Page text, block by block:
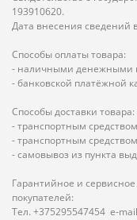
193910620.
Дата внесения сведений
Способы оплаты товара:
- наличными денежными
- банковской платёжной
Способы доставки товара:
- транспортным
- транспортным
- самовывоз из пункта
Гарантийное и
покупателей:
Тел. +375295547454 e-